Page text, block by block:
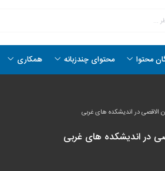
محتوا محتوای چندزبانه همکاری
الاقصی در اندیشکده های غربی
در اندیشکده های غربی